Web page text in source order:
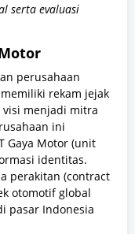
serta evaluasi
perusahaan
rekam jejak
menjadi mitra
ini
Gaya Motor (unit
identitas.
perakitan (contract
otomotif global
pasar Indonesia